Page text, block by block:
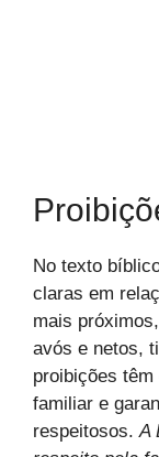
No texto
claras em
mais
avós e netos,
proibições
familiar e
respeitosos. A